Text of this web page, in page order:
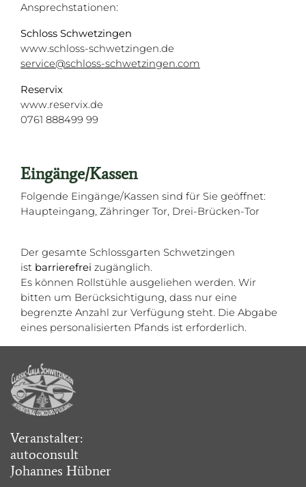
Ansprechstationen:
Schloss Schwetzingen
www.schloss-schwetzingen.de
service@schloss-schwetzingen.com
Reservix
www.reservix.de
0761 888499 99
Eingänge/Kassen
Folgende Eingänge/Kassen sind für Sie geöffnet:
Haupteingang, Zähringer Tor, Drei-Brücken-Tor
Der gesamte Schlossgarten Schwetzingen
ist barrierefrei zugänglich.
Es können Rollstühle ausgeliehen werden. Wir
bitten um Berücksichtigung, dass nur eine
begrenzte Anzahl zur Verfügung steht. Die Abgabe
eines personalisierten Pfands ist erforderlich.
Veranstalter:
autoconsult
Johannes Hübner